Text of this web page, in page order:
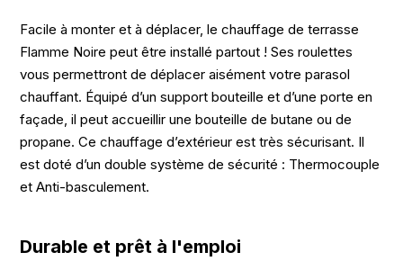
Facile à monter et à déplacer, le chauffage de terrasse
Flamme Noire peut être installé partout ! Ses roulettes
vous permettront de déplacer aisément votre parasol
chauffant. Équipé d’un support bouteille et d’une porte en
façade, il peut accueillir une bouteille de butane ou de
propane. Ce chauffage d’extérieur est très sécurisant. Il
est doté d’un double système de sécurité : Thermocouple
et Anti-basculement.
Durable et prêt à l'emploi